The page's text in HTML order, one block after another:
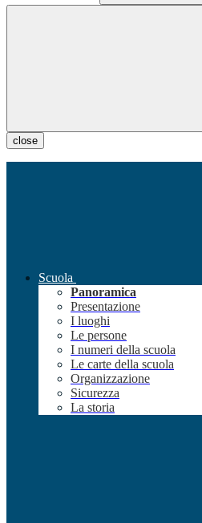
close
Scuola
Panoramica
Presentazione
I luoghi
Le persone
I numeri della scuola
Le carte della scuola
Organizzazione
Sicurezza
La storia